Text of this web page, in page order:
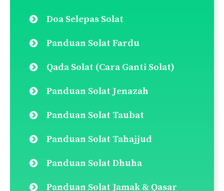
Doa Selepas Solat
Panduan Solat Fardu
Qada Solat (Cara Ganti Solat)
Panduan Solat Jenazah
Panduan Solat Taubat
Panduan Solat Tahajjud
Panduan Solat Dhuha
Panduan Solat Jamak & Qasar